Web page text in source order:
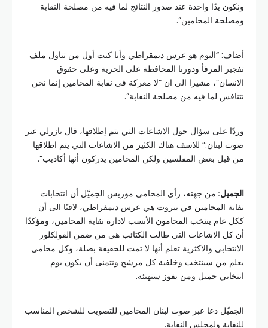
ونكون يدًا واحدة عند صدور النتائج لما فيه من مصلحة النقابة
ومصلحة المحامين”.
أضاف: “اليوم هو عرس ديمقراطي وأنا كنت أول من تناول ملف
تفجير المرفأ ودورنا المحافظة على الحرية وعلى حقوق
الانسان”، مشيرا الى ان “لا معركة في نقابة المحامين إنما نحن
نتنافس لما فيه من مصلحة النقابة”.
وردًا على سؤال حول الاشاعات التي يتم إطلاقها، قال بازرلي عبر
صوت لبنان:” للاسف هناك الكثير من الاشاعات التي يتم اطلاقها
من قبل بعض المفلسين ولكن المحامين يدركون أنها أكاذيب”.
الجميل: من جهته، رأى المحامي موريس الجميّل أن انتخابات
نقابة المحامين في بيروت هي عرس ديمقراطي، لافتًا الى أن
ككل عام ينتخب المحامون الأنسب لادارة نقابة المحامين، ومؤكدًا
أن كل الاشاعات التي طالت الكتائب هي من ضمن الفولكلور
الانتخابي والاكثرية تعلم أنها لا تمت للحقيقة بصلة، وكل محامي
يعلم من سينتخب وخلفية كل مرشح ونتمنى أن يكون يوم
انتخابي جميل ومن يفوز سنهنئه.
الجميّل دعا عبر صوت لبنان المحامين للتصويت للشخص المناسب
للنقابة ولمجلس النقابة.